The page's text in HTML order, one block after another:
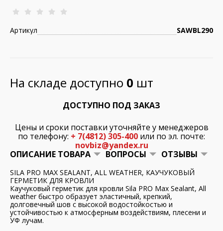
Артикул SAWВL290
На складе доступно 0 шт
ДОСТУПНО ПОД ЗАКАЗ
Цены и сроки поставки уточняйте у менеджеров
по телефону: + 7(4812) 305-400 или по эл. почте:
novbiz@yandex.ru
ОПИСАНИЕ ТОВАРА
ВОПРОСЫ ОТЗЫВЫ
SILA PRO MAX SEALANT, ALL WEATHER, КАУЧУКОВЫЙ
ГЕРМЕТИК ДЛЯ КРОВЛИ
Каучуковый герметик для кровли Sila PRO Max Sealant, All
weather быстро образует эластичный, крепкий,
долговечный шов с высокой водостойкостью и
устойчивостью к атмосферным воздействиям, плесени и
УФ лучам.